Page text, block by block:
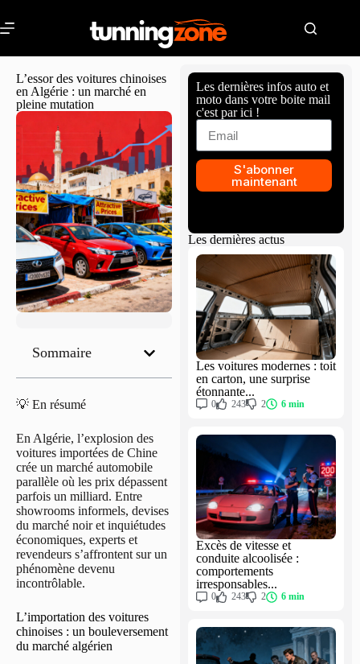
L’essor des voitures chinoises
en Algérie : un marché en
pleine mutation
Sommaire
💡 En résumé
En Algérie, l’explosion des
voitures importées de Chine
crée un marché automobile
parallèle où les prix dépassent
parfois un milliard. Entre
showrooms informels, devises
du marché noir et inquiétudes
économiques, experts et
revendeurs s’affrontent sur un
phénomène devenu
incontrôlable.
L’importation des voitures
chinoises : un bouleversement
du marché algérien
Les dernières infos auto et
moto dans votre boite mail
c'est par ici !
S'abonner
maintenant
Les dernières actus
Les voitures modernes : toit
en carton, une surprise
étonnante...
0 243 2 6 min
Excès de vitesse et
conduite alcoolisée :
comportements
irresponsables...
0 243 2 6 min